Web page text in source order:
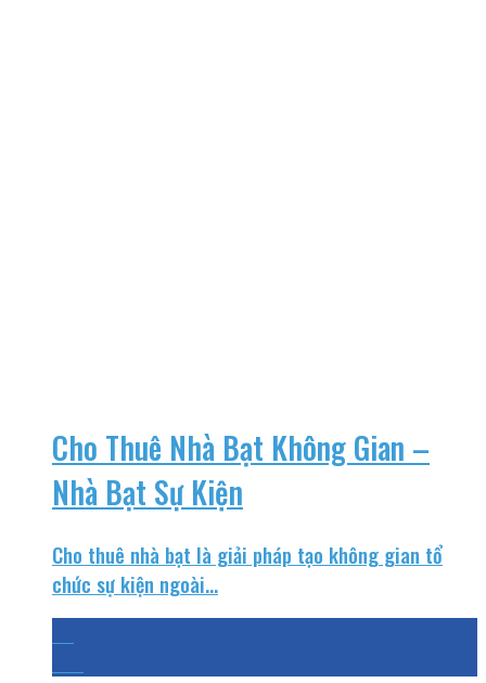
Cho Thuê Nhà Bạt Không Gian –
Nhà Bạt Sự Kiện
Cho thuê nhà bạt là giải pháp tạo không gian tổ
chức sự kiện ngoài...